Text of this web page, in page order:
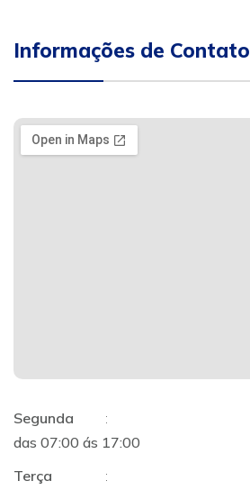
Informações de Contato
Segunda
:
das 07:00 ás 17:00
Terça
: